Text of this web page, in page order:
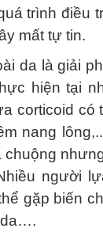
trình điều
mất tự tin.
da là giải
hiện tại
corticoid có
nang
người
gặp biến
da….